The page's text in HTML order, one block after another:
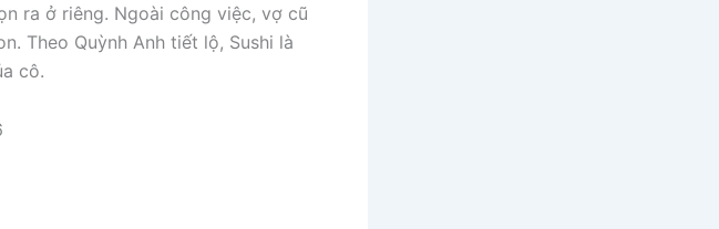
ra ở riêng. Ngoài công việc, vợ cũ
Theo Quỳnh Anh tiết lộ, Sushi là
cô.